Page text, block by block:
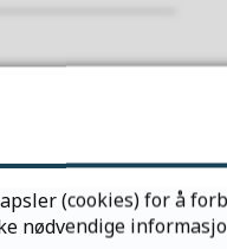
(cookies) for å
nødvendige